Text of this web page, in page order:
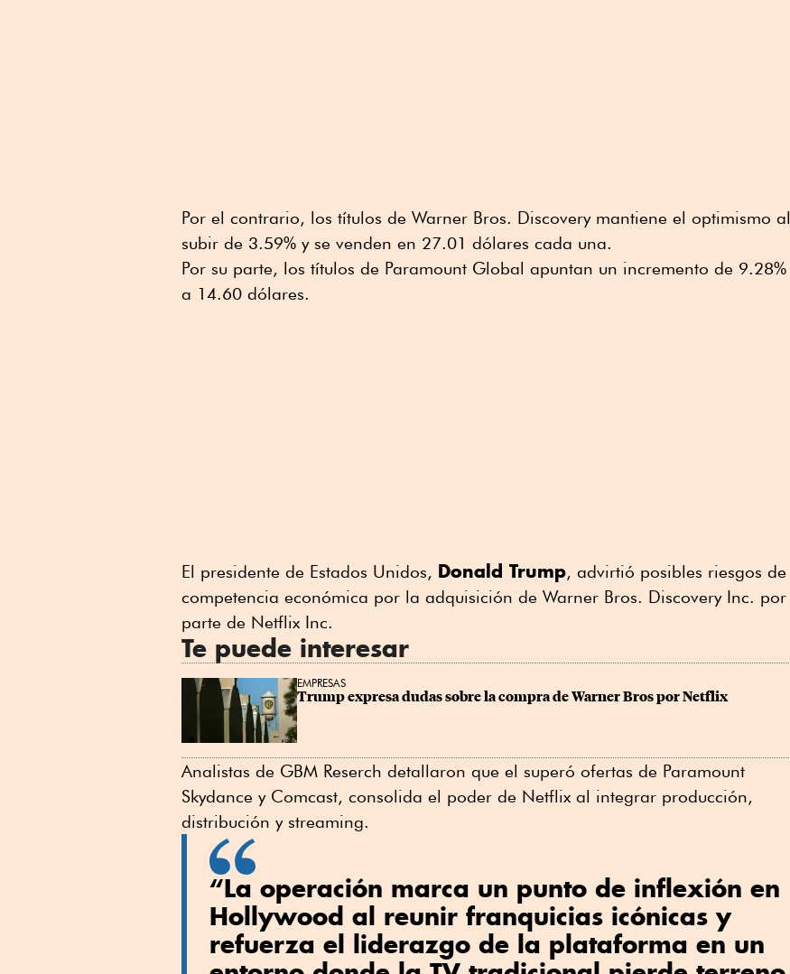
Por el contrario, los títulos de Warner Bros. Discovery mantiene el optimismo al
subir de 3.59% y se venden en 27.01 dólares cada una.
Por su parte, los títulos de Paramount Global apuntan un incremento de 9.28%
a 14.60 dólares.
El presidente de Estados Unidos, Donald Trump, advirtió posibles riesgos de
competencia económica por la adquisición de Warner Bros. Discovery Inc. por
parte de Netflix Inc.
Te puede interesar
EMPRESAS
Trump expresa dudas sobre la compra de Warner Bros por Netflix
Analistas de GBM Reserch detallaron que el superó ofertas de Paramount
Skydance y Comcast, consolida el poder de Netflix al integrar producción,
distribución y streaming.
“La operación marca un punto de inflexión en
Hollywood al reunir franquicias icónicas y
refuerza el liderazgo de la plataforma en un